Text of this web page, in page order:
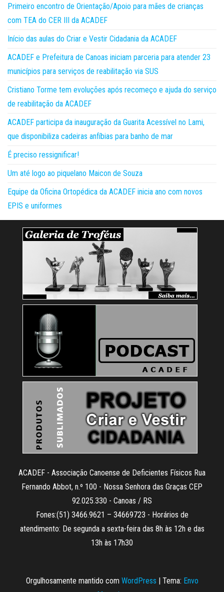
Primeiro encontro de Orientação/Apoio para mães de crianças
com TEA do CER III da ACADEF
Início das aulas do Criar e Vestir Cidadania da ACADEF
ACADEF e Prefeitura de Canoas iniciam parceria para atender 23
municípios para serviços de reabilitação via SUS
Cristiano Torme tem evoluções após recomeço e ajuda do serviço
de reabilitação da ACADEF
ACADEF participa da inauguração da Guarita Acessível no Lami,
que disponibiliza cadeiras anfíbias para banho de mar
É preciso ressignificar!
Um até logo ao piquelano Maicon de Souza
Equipe da Oficina Ortopédica da ACADEF inicia ano com novos
EPIS e uniformes
ACADEF - Associação Canoense de Deficientes Físicos Rua
Fernando Abbot, n.º 100 - Nossa Senhora das Graças CEP
92.025.330 - Canoas / RS
Fones:(51) 3466.9621 – 34669723 - Horários de
atendimento: De segunda a sexta-feira das 8h às 12h e das
13h às 17h30
Orgulhosamente mantido com WordPress | Tema: Envo